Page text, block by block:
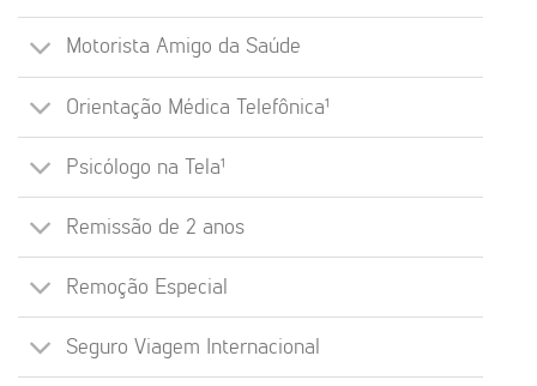
Motorista Amigo da Saúde
Orientação Médica Telefônica¹
Psicólogo na Tela¹
Remissão de 2 anos
Remoção Especial
Seguro Viagem Internacional